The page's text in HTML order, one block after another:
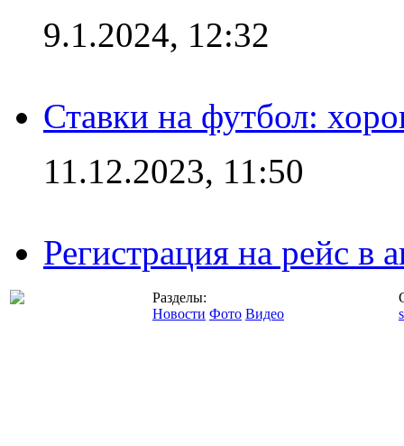
9.1.2024, 12:32
Ставки на футбол:
11.12.2023, 11:50
Регистрация на рейс в
Разделы:
Новости Фото Видео